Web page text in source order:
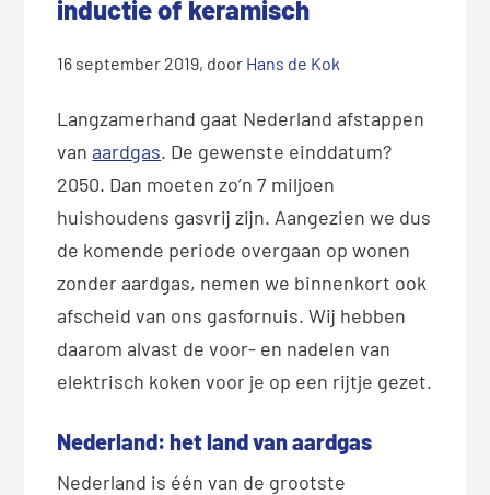
inductie of keramisch
16 september 2019, door Hans de Kok
Langzamerhand gaat Nederland afstappen
vanaardgas. De gewenste einddatum?
2050. Dan moeten zo’n 7 miljoen
huishoudens gasvrij zijn. Aangezien we dus
de komende periode overgaan op wonen
zonder aardgas, nemen we binnenkort ook
afscheid van ons gasfornuis. Wij hebben
daarom alvast de voor- en nadelen van
elektrisch koken voor je op een rijtje gezet.
Nederland: het land van aardgas
Nederland is één van de grootste